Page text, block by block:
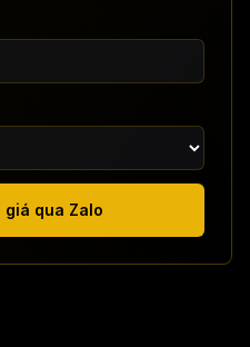
giá qua Zalo